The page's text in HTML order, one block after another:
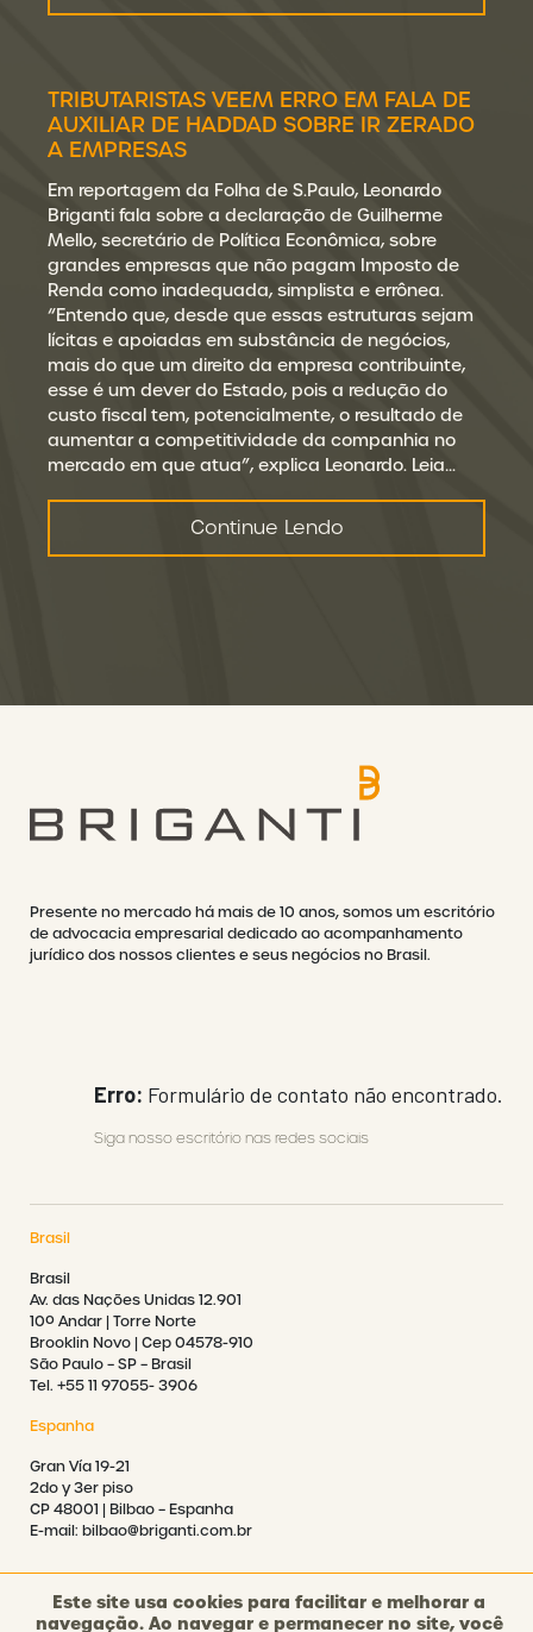
TRIBUTARISTAS VEEM ERRO EM FALA DE
AUXILIAR DE HADDAD SOBRE IR ZERADO
A EMPRESAS
Em reportagem da Folha de S.Paulo, Leonardo
Briganti fala sobre a declaração de Guilherme
Mello, secretário de Política Econômica, sobre
grandes empresas que não pagam Imposto de
Renda como inadequada, simplista e errônea.
“Entendo que, desde que essas estruturas sejam
lícitas e apoiadas em substância de negócios,
mais do que um direito da empresa contribuinte,
esse é um dever do Estado, pois a redução do
custo fiscal tem, potencialmente, o resultado de
aumentar a competitividade da companhia no
mercado em que atua”, explica Leonardo. Leia…
Continue Lendo
Presente no mercado há mais de 10 anos, somos um escritório
de advocacia empresarial dedicado ao acompanhamento
jurídico dos nossos clientes e seus negócios no Brasil.
Erro: Formulário de contato não encontrado.
Siga nosso escritório nas redes sociais
Brasil
Brasil
Av. das Nações Unidas 12.901
10º Andar | Torre Norte
Brooklin Novo | Cep 04578-910
São Paulo – SP – Brasil
Tel. +55 11 97055- 3906
Espanha
Gran Vía 19-21
2do y 3er piso
CP 48001 | Bilbao – Espanha
E-mail: bilbao@briganti.com.br
Este site usa cookies para facilitar e melhorar a
navegação. Ao navegar e permanecer no site, você